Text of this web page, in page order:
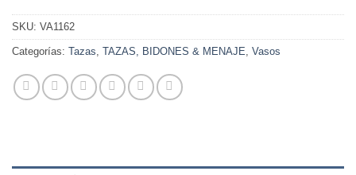
SKU: VA1162
Categorías: Tazas, TAZAS, BIDONES & MENAJE, Vasos